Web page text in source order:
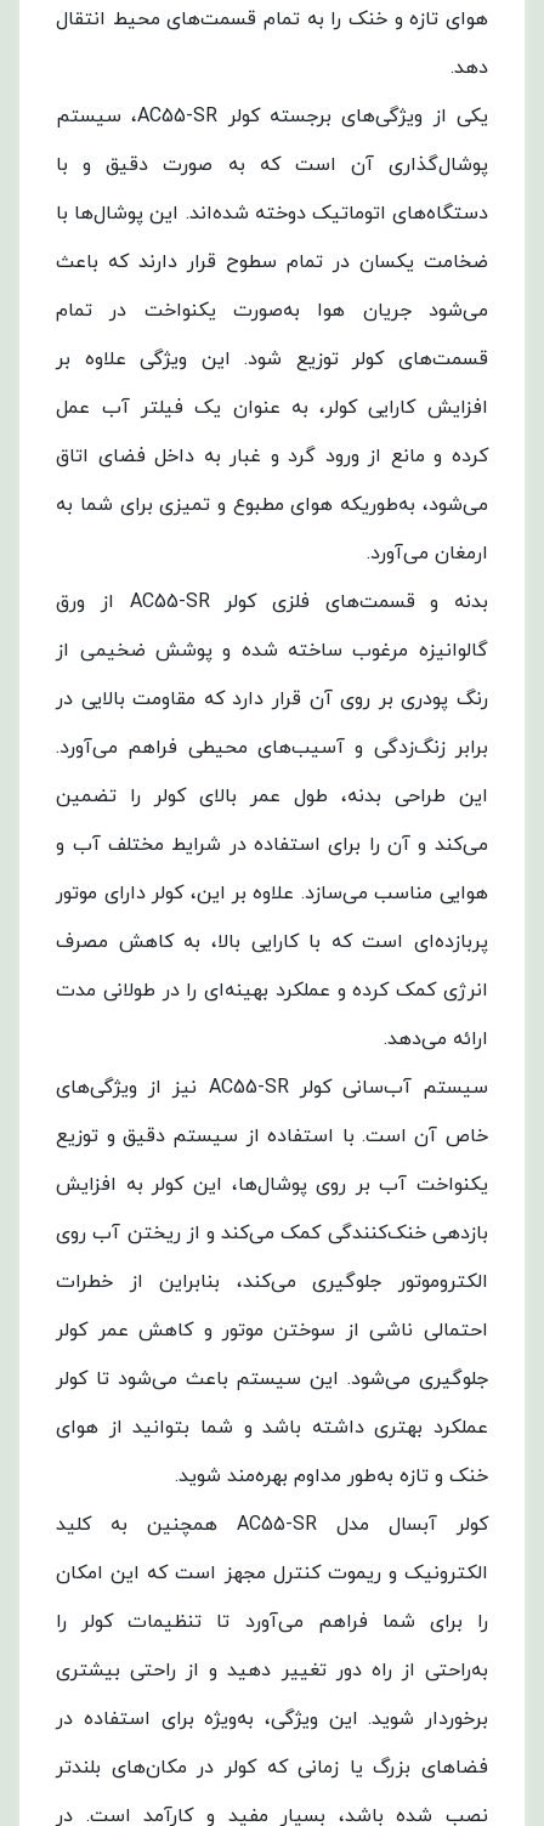
هوای تازه و خنک را به تمام قسمت‌های محیط انتقال
دهد.
یکی از ویژگی‌های برجسته کولر AC55-SR، سیستم
پوشال‌گذاری آن است که به صورت دقیق و با
دستگاه‌های اتوماتیک دوخته شده‌اند. این پوشال‌ها با
ضخامت یکسان در تمام سطوح قرار دارند که باعث
می‌شود جریان هوا به‌صورت یکنواخت در تمام
قسمت‌های کولر توزیع شود. این ویژگی علاوه بر
افزایش کارایی کولر، به عنوان یک فیلتر آب عمل
کرده و مانع از ورود گرد و غبار به داخل فضای اتاق
می‌شود، به‌طوریکه هوای مطبوع و تمیزی برای شما به
ارمغان می‌آورد.
بدنه و قسمت‌های فلزی کولر AC55-SR از ورق
گالوانیزه مرغوب ساخته شده و پوشش ضخیمی از
رنگ پودری بر روی آن قرار دارد که مقاومت بالایی در
برابر زنگ‌زدگی و آسیب‌های محیطی فراهم می‌آورد.
این طراحی بدنه، طول عمر بالای کولر را تضمین
می‌کند و آن را برای استفاده در شرایط مختلف آب و
هوایی مناسب می‌سازد. علاوه بر این، کولر دارای موتور
پربازده‌ای است که با کارایی بالا، به کاهش مصرف
انرژی کمک کرده و عملکرد بهینه‌ای را در طولانی مدت
ارائه می‌دهد.
سیستم آب‌سانی کولر AC55-SR نیز از ویژگی‌های
خاص آن است. با استفاده از سیستم دقیق و توزیع
یکنواخت آب بر روی پوشال‌ها، این کولر به افزایش
بازدهی خنک‌کنندگی کمک می‌کند و از ریختن آب روی
الکتروموتور جلوگیری می‌کند، بنابراین از خطرات
احتمالی ناشی از سوختن موتور و کاهش عمر کولر
جلوگیری می‌شود. این سیستم باعث می‌شود تا کولر
عملکرد بهتری داشته باشد و شما بتوانید از هوای
خنک و تازه به‌طور مداوم بهره‌مند شوید.
کولر آبسال مدل AC55-SR همچنین به کلید
الکترونیک و ریموت کنترل مجهز است که این امکان
را برای شما فراهم می‌آورد تا تنظیمات کولر را
به‌راحتی از راه دور تغییر دهید و از راحتی بیشتری
برخوردار شوید. این ویژگی، به‌ویژه برای استفاده در
فضاهای بزرگ یا زمانی که کولر در مکان‌های بلندتر
نصب شده باشد، بسیار مفید و کارآمد است. در